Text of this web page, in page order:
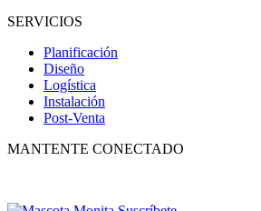
SERVICIOS
Planificación
Diseño
Logística
Instalación
Post-Venta
MANTENTE CONECTADO